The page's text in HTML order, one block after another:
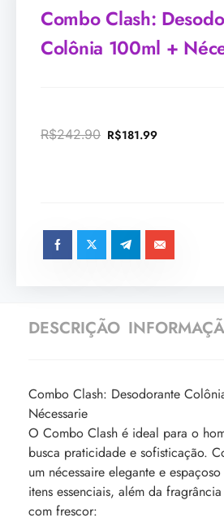
Combo Clash:
Colônia 100ml +
R$242.90 R$181.99
DESCRIÇÃO
Combo Clash: Desodorante
Nécessarie
O Combo Clash é ideal para o
busca praticidade e sofisticação.
um nécessaire elegante e
itens essenciais, além da
com frescor: